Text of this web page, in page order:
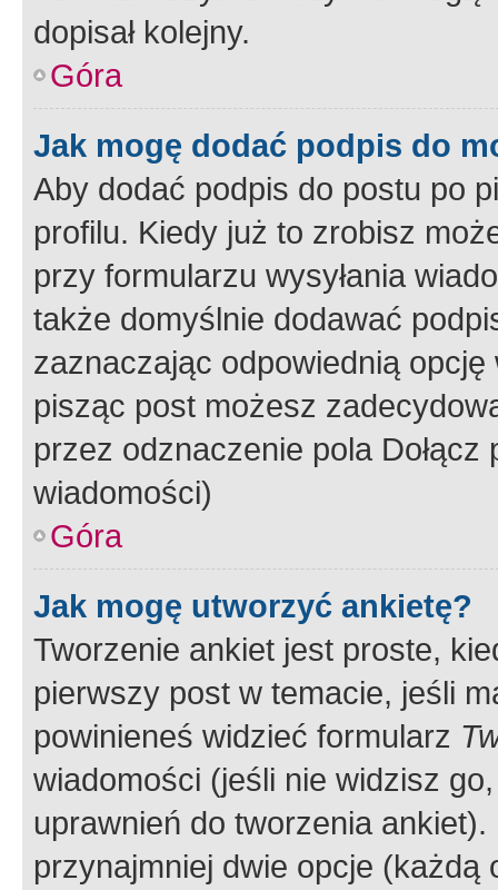
dopisał kolejny.
Góra
Jak mogę dodać podpis do
Aby dodać podpis do postu po
profilu. Kiedy już to zrobisz
przy formularzu wysyłania
także domyślnie dodawać
zaznaczając odpowiednią
pisząc post możesz
przez odznaczenie pola
wiadomości)
Góra
Jak mogę utworzyć ankietę?
Tworzenie ankiet jest proste,
pierwszy post w temacie, jeśli
powinieneś widzieć formularz
wiadomości (jeśli nie widzisz
uprawnień do tworzenia
przynajmniej dwie opcje